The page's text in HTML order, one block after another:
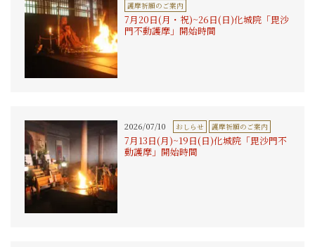
護摩祈願のご案内
7月20日(月・祝)~26日(日)化城院「毘沙
門不動護摩」開始時間
2026/07/10 おしらせ 護摩祈願のご案内
7月13日(月)~19日(日)化城院「毘沙門不
動護摩」開始時間